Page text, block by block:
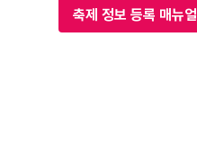
축제 정보 등록 매뉴얼